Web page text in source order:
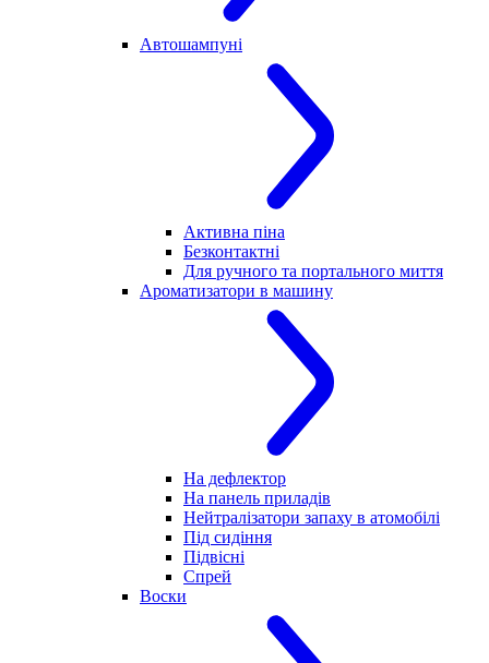
Автошампуні
Активна піна
Безконтактні
Для ручного та портального миття
Ароматизатори в машину
На дефлектор
На панель приладів
Нейтралізатори запаху в атомобілі
Під сидіння
Підвісні
Спрей
Воски